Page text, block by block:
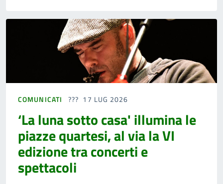
COMUNICATI 17 LUG 2026
‘La luna sotto casa' illumina le
piazze quartesi, al via la VI
edizione tra concerti e
spettacoli